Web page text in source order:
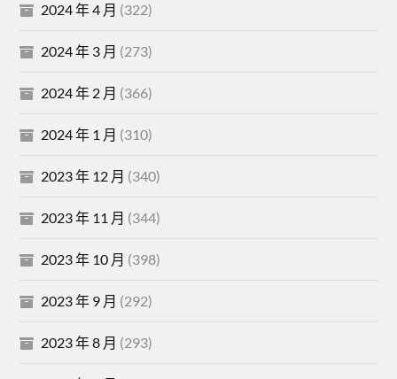
2024 年 4 月 (322)
2024 年 3 月 (273)
2024 年 2 月 (366)
2024 年 1 月 (310)
2023 年 12 月 (340)
2023 年 11 月 (344)
2023 年 10 月 (398)
2023 年 9 月 (292)
2023 年 8 月 (293)